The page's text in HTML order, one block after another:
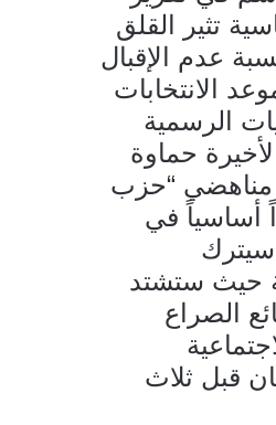
تثير القلق
عدم الإقبال
الانتخابات
الرسمية
حماوة
مناهضي “حزب
أساسياً في
سيترك
حيث ستشتد
الصراع
قبل ثلاث